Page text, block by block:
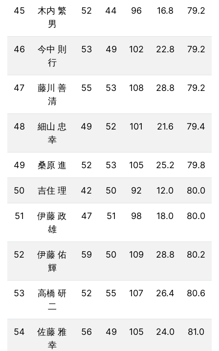
45
木内 繁
男
52 44 96 16.8 79.2
46
今中 則
行
53 49 102 22.8 79.2
47
藤川 善
清
55 53 108 28.8 79.2
48
細山 忠
幸
49 52 101 21.6 79.4
49 桑原 進 52 53 105 25.2 79.8
50 吉住 理 42 50 92 12.0 80.0
51
伊藤 政
雄
47 51 98 18.0 80.0
52
伊藤 佑
輝
59 50 109 28.8 80.2
53
高橋 研
二
52 55 107 26.4 80.6
54
佐藤 雅
幸
56 49 105 24.0 81.0